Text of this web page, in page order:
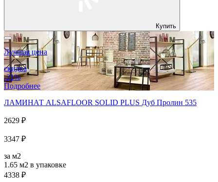
Купить
Лучшая цена
скидка
-21%
Подробнее
ЛАМИНАТ ALSAFLOOR SOLID PLUS Дуб Пролин 535
2629 ₽
3347 ₽
за м2
1.65 м2 в упаковке
4338 ₽